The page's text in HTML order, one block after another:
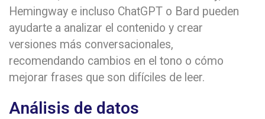
Hemingway e incluso ChatGPT o Bard pueden
ayudarte a analizar el contenido y crear
versiones más conversacionales,
recomendando cambios en el tono o cómo
mejorar frases que son difíciles de leer.
Análisis de datos